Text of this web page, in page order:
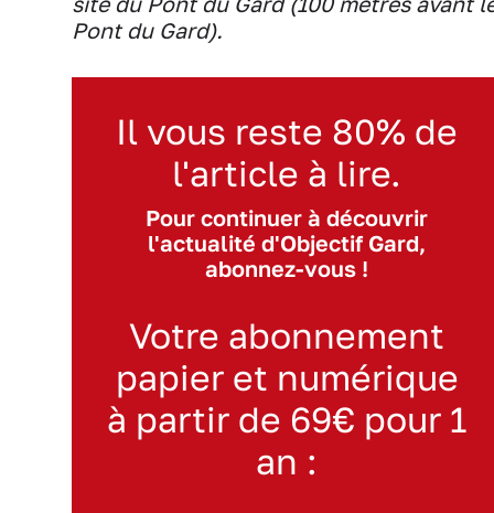
Pont du Gard).
Il vous reste 80% de
l'article à lire.
Pour continuer à découvrir
l'actualité d'Objectif Gard,
abonnez-vous !
Votre abonnement
papier et numérique
à partir de 69€ pour 1
an :